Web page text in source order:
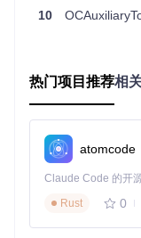
配置快照
：关键
智能推荐功能，显
技术解析：跨
的？
面对不同操作系统
AT采用了模块化设
10
热门项目推荐相
atomcode
Rust
0